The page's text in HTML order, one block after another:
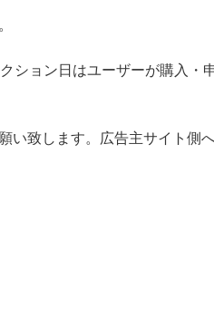
ション日はユーザーが購入・
い致します。広告主サイト側